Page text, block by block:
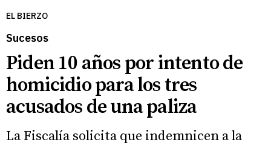
EL BIERZO
Sucesos
Piden 10 años por intento de
homicidio para los tres
acusados de una paliza
La Fiscalía solicita que indemnicen a la